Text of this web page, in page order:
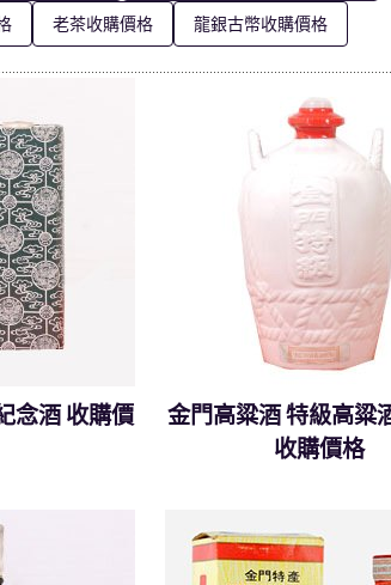
老茶收購價格 龍銀古幣收購價格
念酒 收購價
金門高粱酒 特級高粱
收購價格